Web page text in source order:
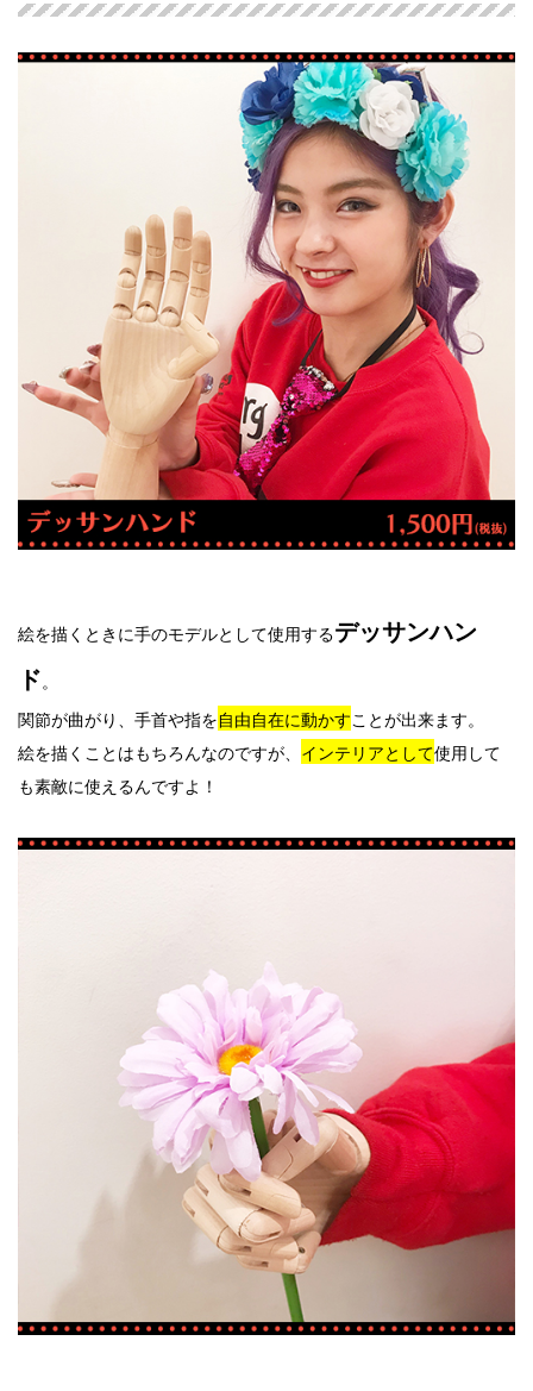
絵を描くときに手のモデルとして使用するデッサンハン
ド。
関節が曲がり、手首や指を自由自在に動かすことが出来ます。
絵を描くことはもちろんなのですが、 インテリアとして使用して
も素敵に使えるんですよ！